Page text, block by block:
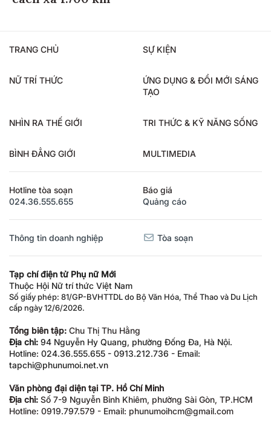
TRANG CHỦ SỰ KIỆN
NỮ TRÍ THỨC
ỨNG DỤNG & ĐỔI MỚI SÁNG
TẠO
NHÌN RA THẾ GIỚI TRI THỨC & KỸ NĂNG SỐNG
BÌNH ĐẲNG GIỚI MULTIMEDIA
Hotline tòa soạn
024.36.555.655
Báo giá
Quảng cáo
Thông tin doanh nghiệp Tòa soạn
Tạp chí điện tử Phụ nữ Mới
Thuộc Hội Nữ trí thức Việt Nam
Số giấy phép: 81/GP-BVHTTDL do Bộ Văn Hóa, Thể Thao và Du Lịch
cấp ngày 12/6/2026.
Tổng biên tập: Chu Thị Thu Hằng
Địa chỉ: 94 Nguyễn Hy Quang, phường Đống Đa, Hà Nội.
Hotline: 024.36.555.655 - 0913.212.736 - Email:
tapchi@phunumoi.net.vn
Văn phòng đại diện tại TP. Hồ Chí Minh
Địa chỉ: Số 7-9 Nguyễn Bỉnh Khiêm, phường Sài Gòn, TP.HCM
Hotline: 0919.797.579 - Email: phunumoihcm@gmail.com